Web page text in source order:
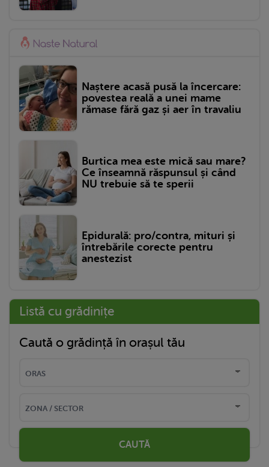
Naștere acasă pusă la încercare:
povestea reală a unei mame
rămase fără gaz și aer în travaliu
Burtica mea este mică sau mare?
Ce înseamnă răspunsul și când
NU trebuie să te sperii
Epidurală: pro/contra, mituri și
întrebările corecte pentru
anestezist
Listă cu grădinițe
Caută o grădință în orașul tău
CAUTĂ